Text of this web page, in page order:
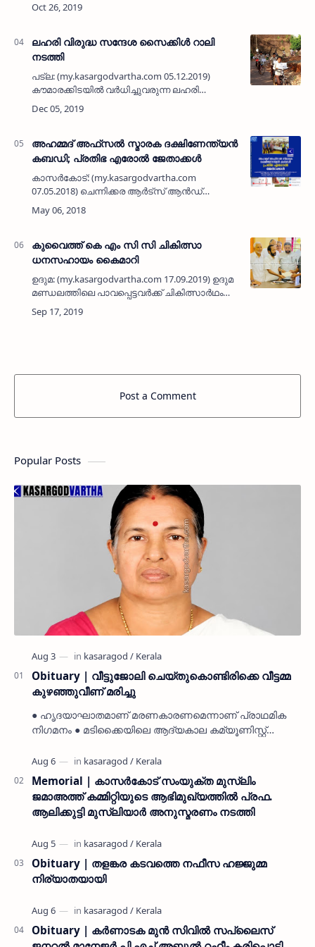
ഒമ്പത് സ്വര്‍ണവും ഏഴ് വെള്ളിയും ഏഴ്
ലഹരി വിരുദ്ധ സന്ദേശ സൈക്കിള്‍ റാലി
നടത്തി
പട്ല: (my.kasargodvartha.com 05.12.2019)
കൗമാരക്കിടയില്‍ വര്‍ധിച്ചുവരുന്ന ലഹരി
ഉപയോഗത്തിന്റെ ഭവിഷ്യത്തുകളെപ്പറ്റി
ബോധത്കരിക്കാന്‍ പ്ടല ഗവ. ഹയര്‍സെക്കന്‍ഡറി
അഹമ്മദ് അഫ്‌സല്‍ സ്മാരക ദക്ഷിണേന്ത്യന്‍
കബഡി; പ്രതിഭ എരോല്‍ ജേതാക്കള്‍
കാസര്‍കോട്: (my.kasargodvartha.com
07.05.2018) ചെന്നിക്കര ആര്‍ട്‌സ് ആന്‍ഡ്
സ്‌പോര്‍ട് ക്ലബ് സംഘടിപ്പിച്ച അഹമ്മദ്
അഫ്‌സല്‍ സ്മാരക ദക്ഷിണേന്ത്യന്‍ കബഡി
കുവൈത്ത് കെ എം സി സി ചികിത്സാ
ധനസഹായം കൈമാറി
ഉദുമ: (my.kasargodvartha.com 17.09.2019) ഉദുമ
മണ്ഡലത്തിലെ പാവപ്പെട്ടവര്‍ക്ക് ചികിത്സാര്‍ഥം
നല്‍കുന്ന കുവൈത്ത് കെ എം സി സി യുടെ
ധനസഹായം ചെമ്മനാട് പഞ്ചായത്ത്
Post a Comment
Popular Posts
Obituary | വീട്ടുജോലി ചെയ്തുകൊണ്ടിരിക്കെ വീട്ടമ്മ
കുഴഞ്ഞുവീണ് മരിച്ചു
● ഹൃദയാഘാതമാണ് മരണകാരണമെന്നാണ് പ്രാഥമിക
നിഗമനം ● മടിക്കൈയിലെ ആദ്യകാല കമ്യൂണിസ്റ്റ്
മകളാണ് ● വിവരമറിഞ്ഞ് ജനപ്ര…
Memorial | കാസർകോട് സംയുക്ത മുസ്ലിം
ജമാഅത്ത് കമ്മിറ്റിയുടെ ആഭിമുഖ്യത്തിൽ പ്രഫ.
ആലിക്കുട്ടി മുസ്ലിയാർ അനുസ്മരണം നടത്തി
Obituary | തളങ്കര കടവത്തെ നഫീസ ഹജ്ജുമ്മ
നിര്യാതയായി
Obituary | കർണാടക മുൻ സിവില്‍ സപ്ലൈസ്